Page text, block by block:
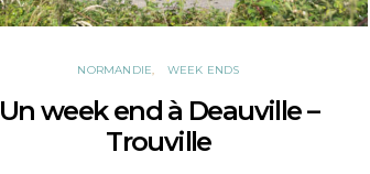
NORMANDIE WEEK ENDS
Un week end à Deauville –
Trouville